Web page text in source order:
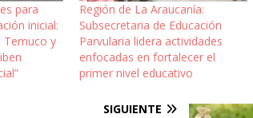
para
inicial:
Temuco y
Región de La Araucanía:
Subsecretaria de Educación
Parvularia lidera actividades
enfocadas en fortalecer el
primer nivel educativo
SIGUIENTE